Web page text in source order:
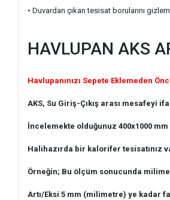
• Duvardan çıkan tesisat borularını
HAVLUPAN AKS
Havlupanınızı Sepete Eklemeden
AKS, Su Giriş-Çıkış arası mesafeyi
İncelemekte olduğunuz 400x1000
Halihazırda bir kalorifer tesisatınız
Örneğin; Bu ölçüm sonucunda
Artı/Eksi 5 mm (milimetre) ye kadar